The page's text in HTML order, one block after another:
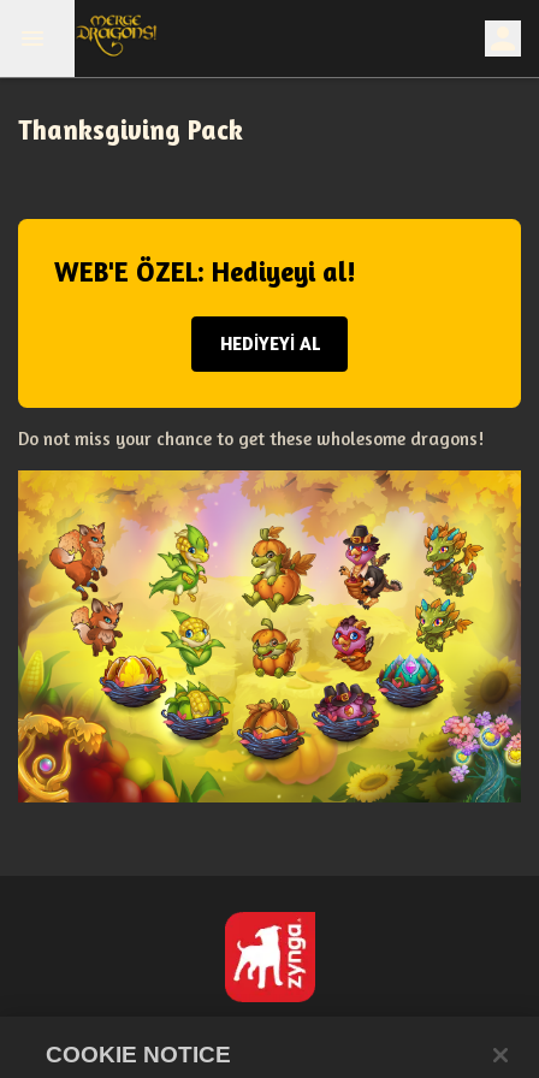
Thanksgiving Pack
WEB'E ÖZEL: Hediyeyi al!
HEDİYEYİ AL
Do not miss your chance to get these wholesome dragons!
Gizlilik Politikası
COOKIE NOTICE